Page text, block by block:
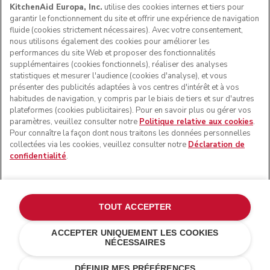
SUIVEZ-NOUS
forme du robot pâtissier multifonction sont des marques
commerciales aux États-Unis et ailleurs.
Gérer mes cookies
Politique de confidentialité
Politique en matière de cookies
Résolution des litiges en ligne
KitchenAid Europa, Inc. utilise des cookies internes et tiers pour
garantir le fonctionnement du site et offrir une expérience de navigation
fluide (cookies strictement nécessaires). Avec votre consentement,
nous utilisons également des cookies pour améliorer les
performances du site Web et proposer des fonctionnalités
supplémentaires (cookies fonctionnels), réaliser des analyses
statistiques et mesurer l'audience (cookies d'analyse), et vous
présenter des publicités adaptées à vos centres d'intérêt et à vos
habitudes de navigation, y compris par le biais de tiers et sur d'autres
plateformes (cookies publicitaires). Pour en savoir plus ou gérer vos
paramètres, veuillez consulter notre Politique relative aux cookies.
Pour connaître la façon dont nous traitons les données personnelles
collectées via les cookies, veuillez consulter notre Déclaration de
confidentialité.
ACCEPTER UNIQUEMENT LES COOKIES
NÉCESSAIRES
TOUT ACCEPTER